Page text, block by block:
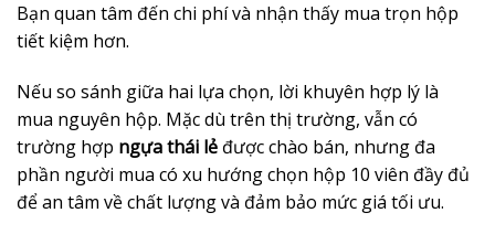
Bạn quan tâm đến chi phí và nhận thấy mua trọn hộp
tiết kiệm hơn.
Nếu so sánh giữa hai lựa chọn, lời khuyên hợp lý là
mua nguyên hộp. Mặc dù trên thị trường, vẫn có
trường hợp ngựa thái lẻ được chào bán, nhưng đa
phần người mua có xu hướng chọn hộp 10 viên đầy đủ
để an tâm về chất lượng và đảm bảo mức giá tối ưu.